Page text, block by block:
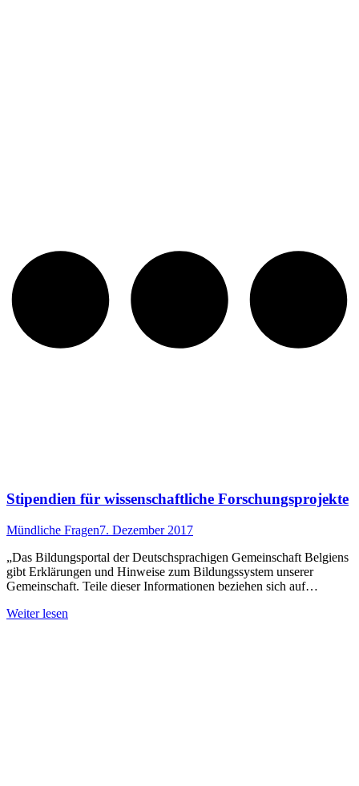
Stipendien für wissenschaftliche Forschungsprojekte
Mündliche Fragen7. Dezember 2017
„Das Bildungsportal der Deutschsprachigen Gemeinschaft Belgiens
gibt Erklärungen und Hinweise zum Bildungssystem unserer
Gemeinschaft. Teile dieser Informationen beziehen sich auf…
Weiter lesen